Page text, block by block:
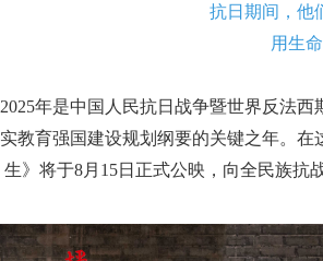
抗日期间，他
用生
2025年是中国人民抗日战争暨世界反法
实教育强国建设规划纲要的关键之年。
生》将于8月15日正式公映，向全民族抗